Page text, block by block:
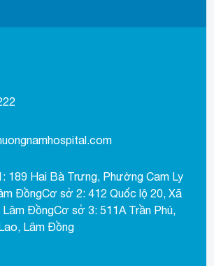
189 Hai Bà Trưng, Phường Cam Ly
ĐồngCơ sở 2: 412 Quốc lộ 20, Xã
ĐồngCơ sở 3: 511A Trần Phú,
Lâm Đồng